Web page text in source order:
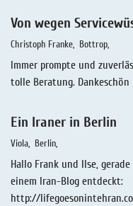
Von wegen
Christoph Franke Bottrop
Immer prompte und
tolle Beratung.
Ein Iraner in Berlin
Viola Berlin
Hallo Frank und Ilse,
einem Iran-Blog entdeckt:
http://